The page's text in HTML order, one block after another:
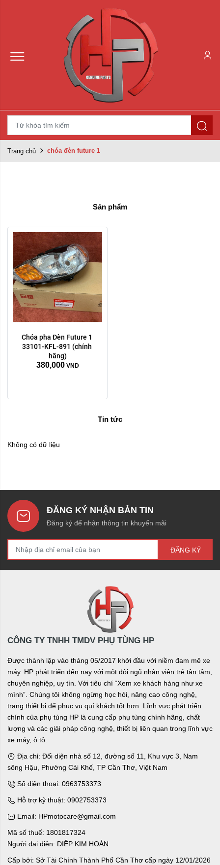
Trang chủ chóa đèn future 1
Sản phẩm
Chóa pha Đèn Future 1
33101-KFL-891 (chính
hãng)
380,000 VND
Tin tức
Không có dữ liệu
ĐĂNG KÝ NHẬN BẢN TIN
Đăng ký để nhận thông tin khuyến mãi
ĐĂNG KÝ
CÔNG TY TNHH TMDV PHỤ TÙNG HP
Được thành lập vào tháng 05/2017 khởi đầu với niềm đam mê xe
máy. HP phát triển đến nay với một đội ngũ nhân viên trẻ tận tâm,
chuyên nghiệp, uy tín. Với tiêu chí “Xem xe khách hàng như xe
mình”. Chúng tôi không ngừng học hỏi, nâng cao công nghệ,
trang thiết bị để phục vụ quí khách tốt hơn. Lĩnh vực phát triển
chính của phụ tùng HP là cung cấp phụ tùng chính hãng, chất
lượng và các giải pháp công nghệ, thiết bị liên quan trong lĩnh vực
xe máy, ô tô.
Địa chỉ: Đối diện nhà số 12, đường số 11, Khu vực 3, Nam
sông Hậu, Phường Cái Khế, TP Cần Thơ, Việt Nam
Số điện thoại: 0963753373
Hỗ trợ kỹ thuật: 0902753373
Email: HPmotocare@gmail.com
Mã số thuế: 1801817324
Người đại diện: DIỆP KIM HOÀN
Cấp bởi: Sở Tài Chính Thành Phố Cần Thơ cấp ngày 12/01/2026